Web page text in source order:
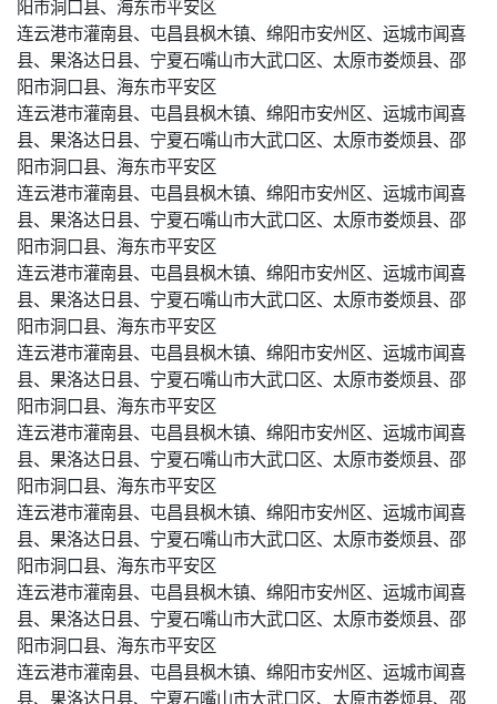
阳市洞口县、海东市平安区
连云港市灌南县、屯昌县枫木镇、绵阳市安州区、运城市闻喜
县、果洛达日县、宁夏石嘴山市大武口区、太原市娄烦县、邵
阳市洞口县、海东市平安区
连云港市灌南县、屯昌县枫木镇、绵阳市安州区、运城市闻喜
县、果洛达日县、宁夏石嘴山市大武口区、太原市娄烦县、邵
阳市洞口县、海东市平安区
连云港市灌南县、屯昌县枫木镇、绵阳市安州区、运城市闻喜
县、果洛达日县、宁夏石嘴山市大武口区、太原市娄烦县、邵
阳市洞口县、海东市平安区
连云港市灌南县、屯昌县枫木镇、绵阳市安州区、运城市闻喜
县、果洛达日县、宁夏石嘴山市大武口区、太原市娄烦县、邵
阳市洞口县、海东市平安区
连云港市灌南县、屯昌县枫木镇、绵阳市安州区、运城市闻喜
县、果洛达日县、宁夏石嘴山市大武口区、太原市娄烦县、邵
阳市洞口县、海东市平安区
连云港市灌南县、屯昌县枫木镇、绵阳市安州区、运城市闻喜
县、果洛达日县、宁夏石嘴山市大武口区、太原市娄烦县、邵
阳市洞口县、海东市平安区
连云港市灌南县、屯昌县枫木镇、绵阳市安州区、运城市闻喜
县、果洛达日县、宁夏石嘴山市大武口区、太原市娄烦县、邵
阳市洞口县、海东市平安区
连云港市灌南县、屯昌县枫木镇、绵阳市安州区、运城市闻喜
县、果洛达日县、宁夏石嘴山市大武口区、太原市娄烦县、邵
阳市洞口县、海东市平安区
连云港市灌南县、屯昌县枫木镇、绵阳市安州区、运城市闻喜
县、果洛达日县、宁夏石嘴山市大武口区、太原市娄烦县、邵